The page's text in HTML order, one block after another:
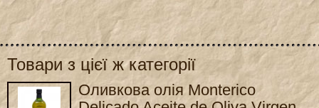
Товари з цієї ж категорії
Оливкова олія Monterico